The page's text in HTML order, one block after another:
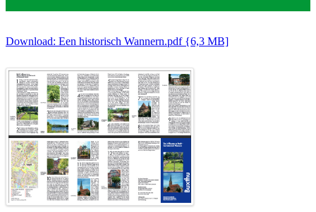
Download: Een historisch Wannern.pdf {6,3 MB]